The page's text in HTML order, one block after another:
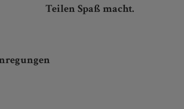
Teilen Spaß macht.